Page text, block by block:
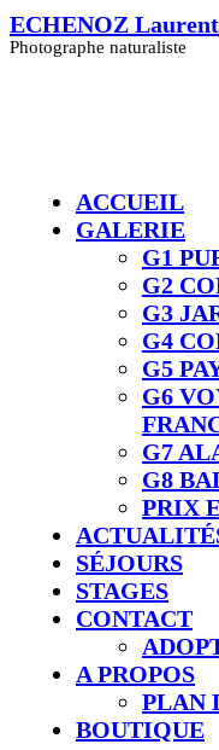
Skip
to
ECHENOZ Laurent
Photographe naturaliste
ACCUEIL
GALERIE
G1
G2
G3
G4
G5
G6
G7
G8
PRIX
SÉJOURS
STAGES
CONTACT
A PROPOS
PLAN
BOUTIQUE